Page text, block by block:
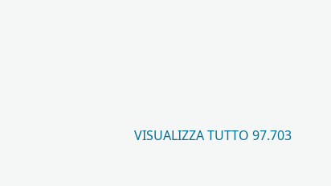
VISUALIZZA TUTTO 97.703